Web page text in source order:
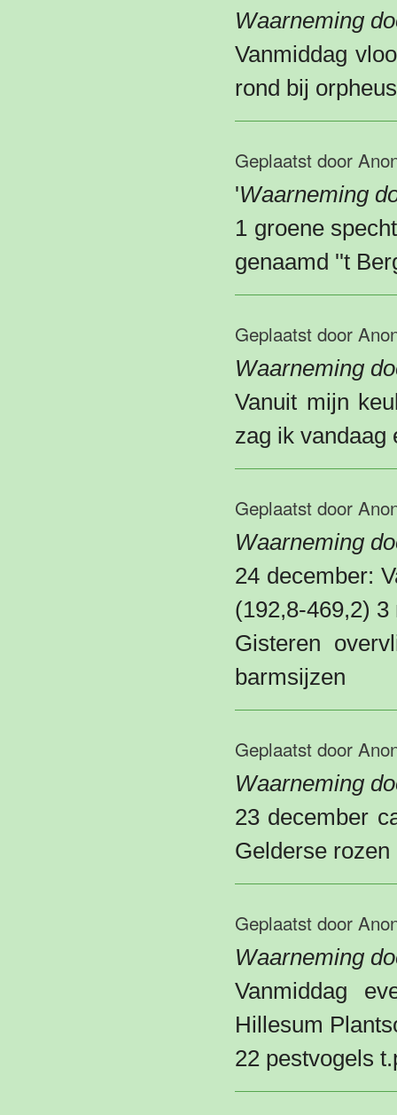
Waarneming
Vanmiddag
rond bij orpheus
Geplaatst door
'Waarneming
1 groene
genaamd ''t
Geplaatst door
Waarneming
Vanuit mijn
zag ik vandaag
Geplaatst door
Waarneming
24 december:
(192,8-469,2)
Gisteren
barmsijzen
Geplaatst door
Waarneming
23 december
Gelderse
Geplaatst door
Waarneming
Vanmiddag
Hillesum
22 pestvogels